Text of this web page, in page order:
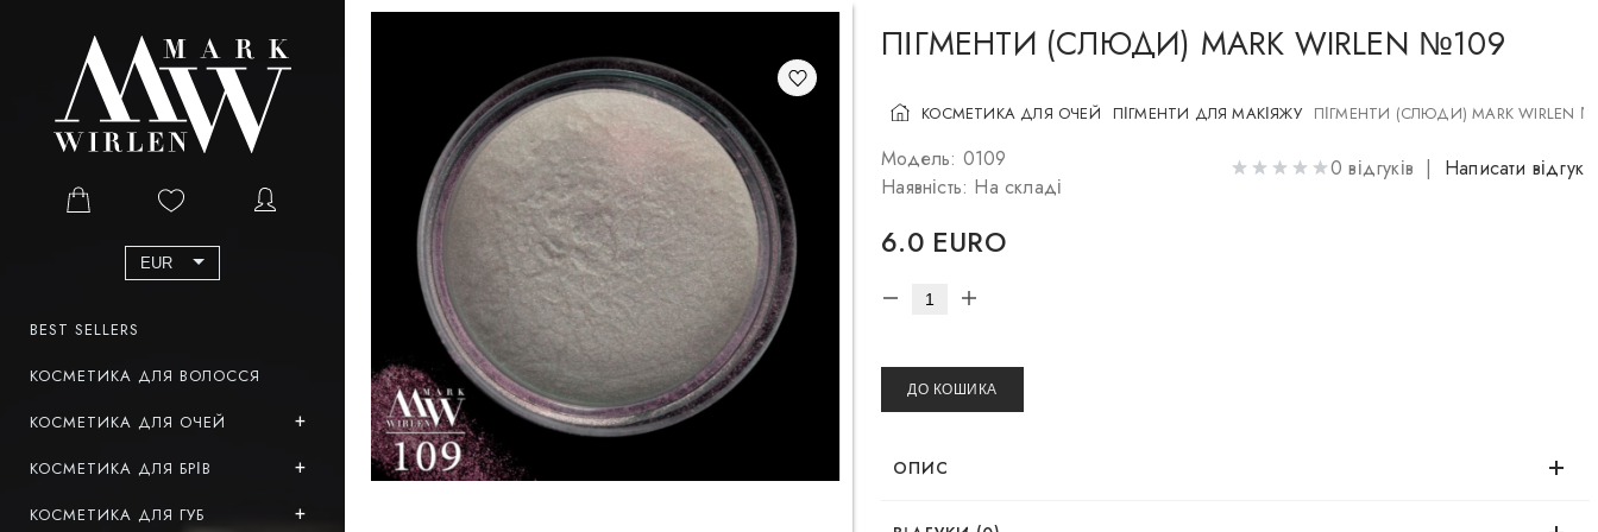
EUR
BEST SELLERS
КОСМЕТИКА ДЛЯ ВОЛОССЯ
КОСМЕТИКА ДЛЯ ОЧЕЙ
КОСМЕТИКА ДЛЯ БРІВ
КОСМЕТИКА ДЛЯ ГУБ
ПІГМЕНТИ (СЛЮДИ) MARK WIRLEN №109
КОСМЕТИКА ДЛЯ ОЧЕЙ ПІГМЕНТИ ДЛЯ МАКІЯЖУ ПІГМЕНТИ (СЛЮДИ) MARK WIRLEN
Модель: 0109
Наявність: На складі
0 відгуків | Написати відгук
6.0 EURO
ДО КОШИКА
ОПИС